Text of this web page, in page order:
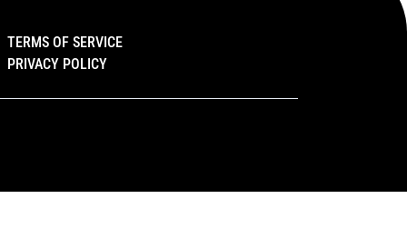
TERMS OF SERVICE
PRIVACY POLICY